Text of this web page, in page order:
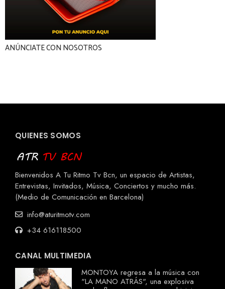
ANÚNCIATE CON NOSOTROS
QUIENES SOMOS
Bienvenidos A Tu Ritmo Tv Bcn, un espacio de Artistas,
Entrevistas, Invitados, Música, Conciertos y mucho más.
(Medio de Comunicación en Barcelona)
info@aturitmotv.com
+34 616118500
CANAL MULTIMEDIA
MONTOYA regresa a la música con
"LA MANO ATRÁS", una explosiva